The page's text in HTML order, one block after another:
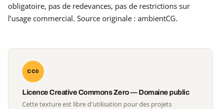
obligatoire, pas de redevances, pas de restrictions sur
l’usage commercial. Source originale : ambientCG.
CC0
Licence Creative Commons Zero — Domaine public
Cette texture est libre d'utilisation pour des projets